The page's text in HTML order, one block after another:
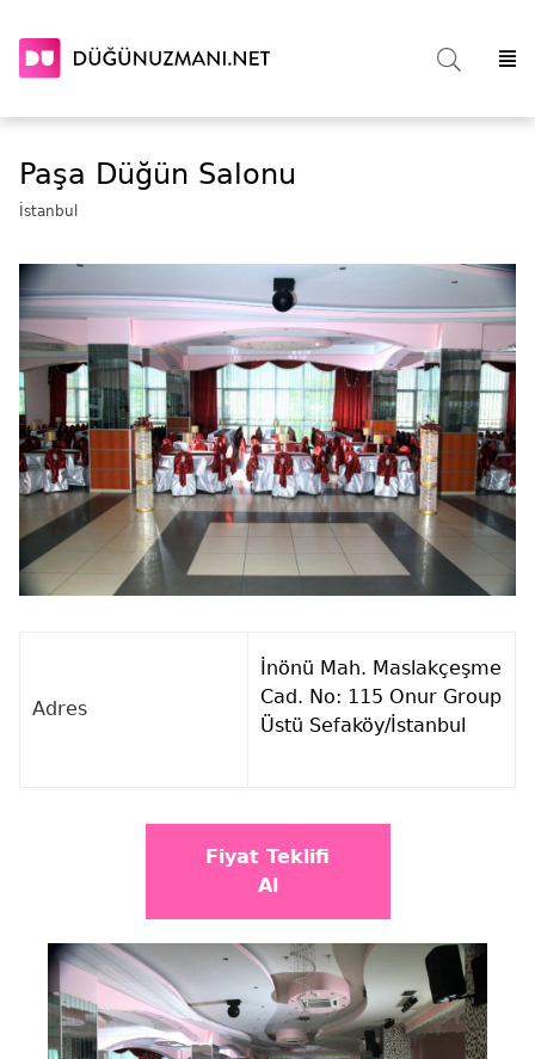
Paşa Düğün Salonu
İstanbul
Adres
İnönü Mah. Maslakçeşme
Cad. No: 115 Onur Group
Üstü Sefaköy/İstanbul
Fiyat Teklifi
Al